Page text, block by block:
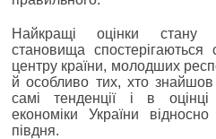
Найкращі оцінки стану
становища
центру країни, молодших
й особливо тих, хто
самі тенденції і в
економіки України
півдня.